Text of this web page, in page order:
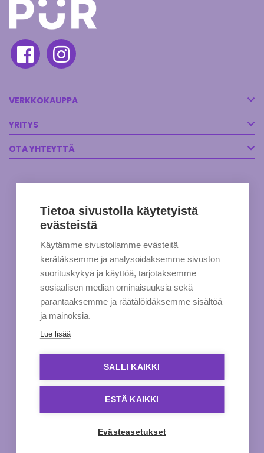
VERKKOKAUPPA
YRITYS
OTA YHTEYTTÄ
Tietoa sivustolla käytetyistä
evästeistä
Käytämme sivustollamme evästeitä
kerätäksemme ja analysoidaksemme sivuston
suorituskykyä ja käyttöä, tarjotaksemme
sosiaalisen median ominaisuuksia sekä
parantaaksemme ja räätälöidäksemme sisältöä
ja mainoksia.
Lue lisää
SALLI KAIKKI
ESTÄ KAIKKI
Evästeasetukset